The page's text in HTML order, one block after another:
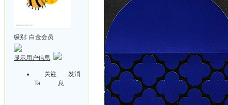
级别: 白金会员
显示用户信息
关注
Ta
发消
息